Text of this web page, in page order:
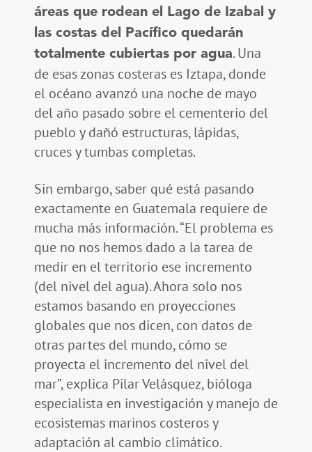
áreas que rodean el Lago de Izabal y
las costas del Pacífico quedarán
totalmente cubiertas por agua. Una
de esas zonas costeras es Iztapa, donde
el océano avanzó una noche de mayo
del año pasado sobre el cementerio del
pueblo y dañó estructuras, lápidas,
cruces y tumbas completas.
Sin embargo, saber qué está pasando
exactamente en Guatemala requiere de
mucha más información. “El problema es
que no nos hemos dado a la tarea de
medir en el territorio ese incremento
(del nivel del agua). Ahora solo nos
estamos basando en proyecciones
globales que nos dicen, con datos de
otras partes del mundo, cómo se
proyecta el incremento del nivel del
mar”, explica Pilar Velásquez, bióloga
especialista en investigación y manejo de
ecosistemas marinos costeros y
adaptación al cambio climático.